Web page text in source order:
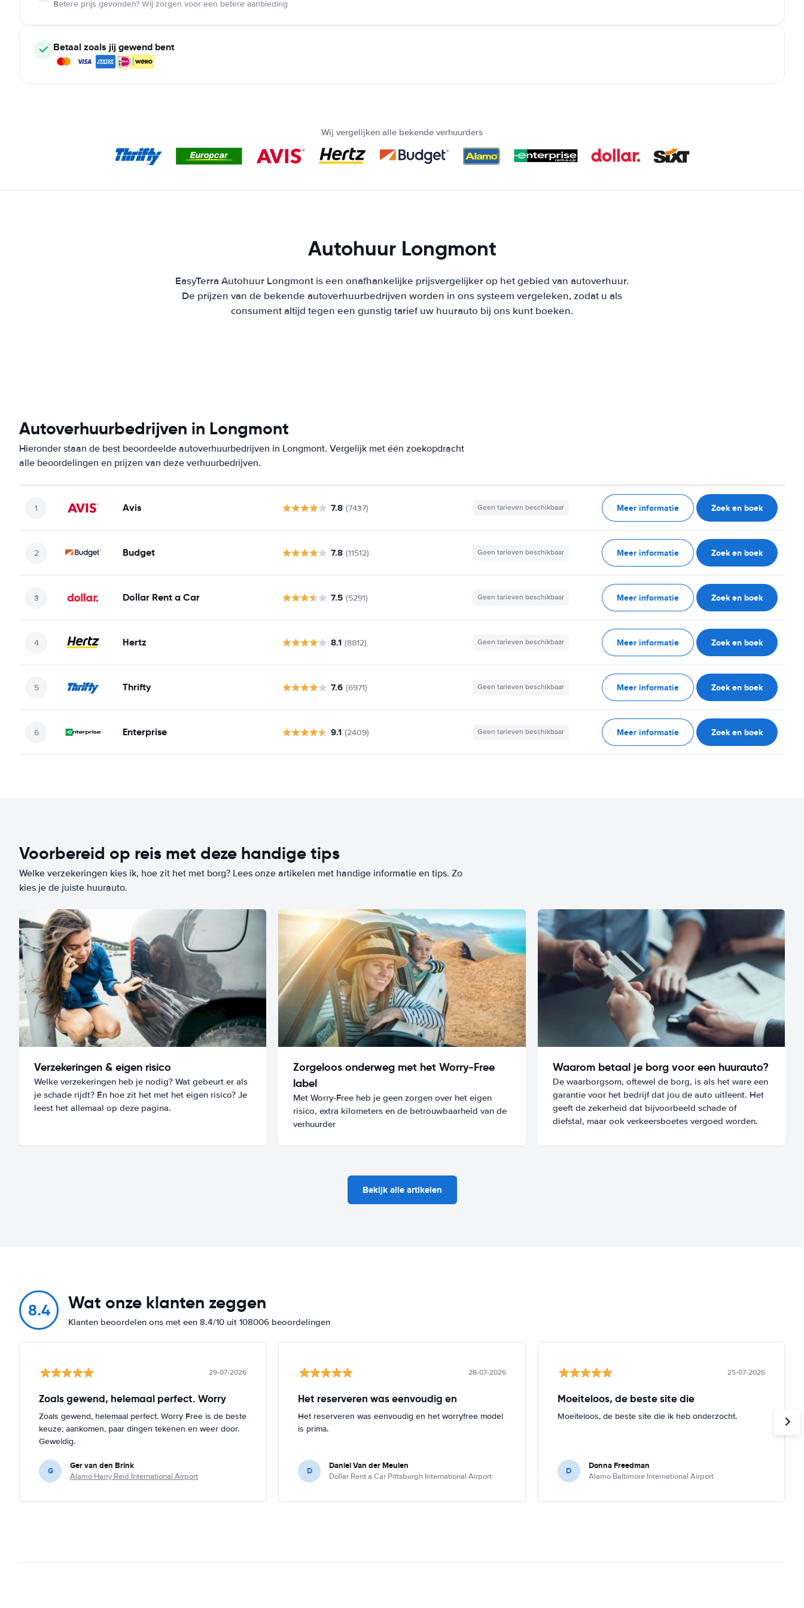
Betere prijs gevonden? Wij zorgen voor een betere aanbieding
Betaal zoals jij gewend bent
Wij vergelijken alle bekende verhuurders
Autohuur Longmont
EasyTerra Autohuur Longmont is een onafhankelijke prijsvergelijker op het gebied van autoverhuur.
De prijzen van de bekende autoverhuurbedrijven worden in ons systeem vergeleken, zodat u als
consument altijd tegen een gunstig tarief uw huurauto bij ons kunt boeken.
Autoverhuurbedrijven in Longmont
Hieronder staan de best beoordeelde autoverhuurbedrijven in Longmont. Vergelijk met één zoekopdracht
alle beoordelingen en prijzen van deze verhuurbedrijven.
Avis 7.8 (7437) Geen tarieven beschikbaar Meer informatie Zoek en boek
Budget 7.8 (11512) Geen tarieven beschikbaar Meer informatie Zoek en boek
Dollar Rent a Car 7.5 (5291) Geen tarieven beschikbaar Meer informatie Zoek en boek
Hertz 8.1 (8812) Geen tarieven beschikbaar Meer informatie Zoek en boek
Thrifty 7.6 (6971) Geen tarieven beschikbaar Meer informatie Zoek en boek
Enterprise 9.1 (2409) Geen tarieven beschikbaar Meer informatie Zoek en boek
Voorbereid op reis met deze handige tips
Welke verzekeringen kies ik, hoe zit het met borg? Lees onze artikelen met handige informatie en tips. Zo
kies je de juiste huurauto.
Verzekeringen & eigen risico
Welke verzekeringen heb je nodig? Wat gebeurt er als
je schade rijdt? En hoe zit het met het eigen risico? Je
leest het allemaal op deze pagina.
Zorgeloos onderweg met het Worry-Free
label
Met Worry-Free heb je geen zorgen over het eigen
risico, extra kilometers en de betrouwbaarheid van de
verhuurder
Waarom betaal je borg voor een huurauto?
De waarborgsom, oftewel de borg, is als het ware een
garantie voor het bedrijf dat jou de auto uitleent. Het
geeft de zekerheid dat bijvoorbeeld schade of
diefstal, maar ook verkeersboetes vergoed worden.
Bekijk alle artikelen
8.4 Wat onze klanten zeggen
Klanten beoordelen ons met een 8.4/10 uit 108006 beoordelingen
29-07-2026
Zoals gewend, helemaal perfect. Worry
Zoals gewend, helemaal perfect. Worry Free is de beste
keuze, aankomen, paar dingen tekenen en weer door.
Geweldig.
G Ger van den Brink
Alamo Harry Reid International Airport
28-07-2026
Het reserveren was eenvoudig en
Het reserveren was eenvoudig en het worryfree model
is prima.
D Daniel Van der Meulen
Dollar Rent a Car Pittsburgh International Airport
25-07-2026
Moeiteloos, de beste site die
Moeiteloos, de beste site die ik heb onderzocht.
D Donna Freedman
Alamo Baltimore International Airport